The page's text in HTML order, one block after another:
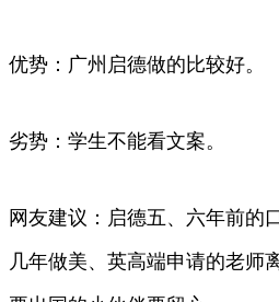
优势：广州启德做的比较好。
劣势：学生不能看文案。
网友建议：启德五、六年前的
几年做美、英高端申请的老师